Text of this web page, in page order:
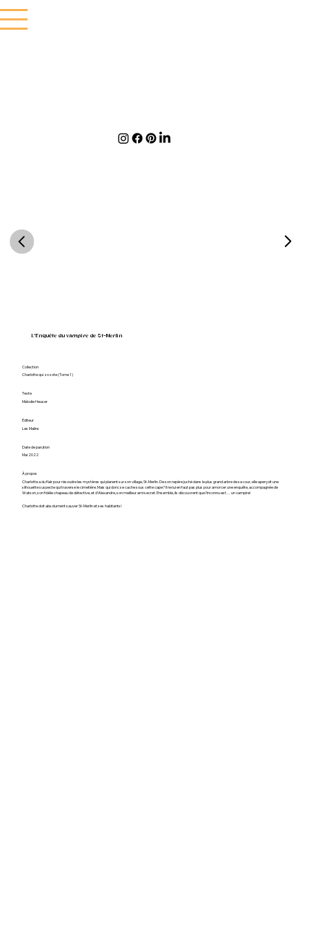
L'Enquête du vampire de St-Merlin
Collection
Charlotte qui zozote (Tome 1)
Texte
Mélodie Heuser
Éditeur
Les Malins
Date de parution
À propos
Mai 2022
Charlotte a du flair pour résoudre les mystères qui planent sur son village, St-Merlin. De son repère juché dans le plus grand arbre de sa cour, elle aperçoit une
silhouette suspecte qui traverse le cimetière. Mais qui donc se cache sous cette cape? Il ne lui en faut pas plus pour amorcer une enquête, accompagnée de
Watson, son fidèle chapeau de détective, et d’Alexandre, son meilleur ami secret. Ensemble, ils découvrent que l’inconnu est… un vampire!
Charlotte doit absolument sauver St-Merlin et ses habitants!